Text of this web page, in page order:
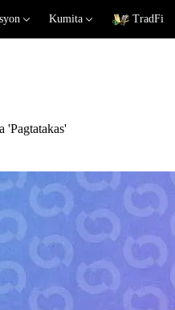
Kumita TradFi
'Pagtatakas'